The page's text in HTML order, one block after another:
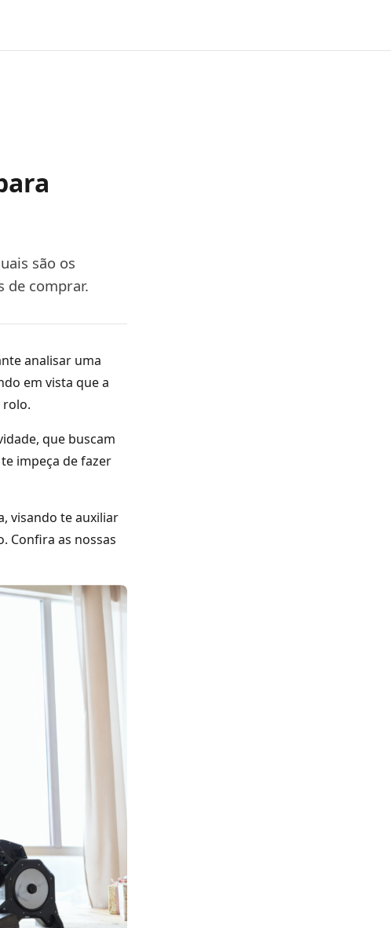
são os
de comprar.
analisar uma
em vista que a
rolo.
que buscam
impeça de fazer
visando te auxiliar
Confira as nossas